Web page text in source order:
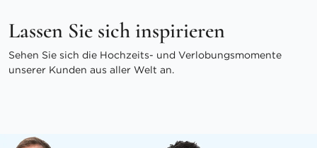
Lassen Sie sich inspirieren
Sehen Sie sich die Hochzeits- und Verlobungsmomente
unserer Kunden aus aller Welt an.